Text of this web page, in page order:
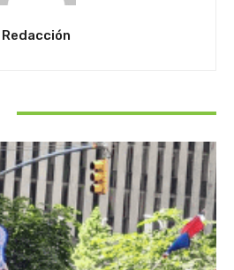
Redacción